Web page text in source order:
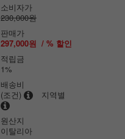
소비자가
230,000원
판매가
297,000원 / % 할인
적립금
1%
배송비
(조건)
지역별
원산지
이탈리아